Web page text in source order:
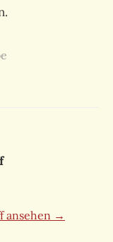
ansehen →